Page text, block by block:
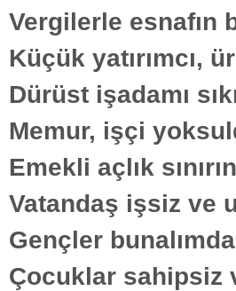
Vergilerle esnafın
Küçük yatırımcı,
Dürüst işadamı
Memur, işçi
Emekli açlık
Vatandaş işsiz ve
Gençler
Çocuklar sahipsiz